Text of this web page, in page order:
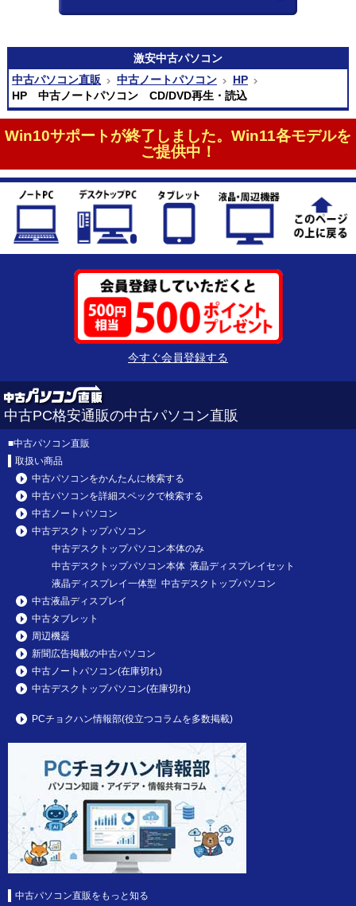
激安中古パソコン
中古パソコン直販
中古ノートパソコン
HP
HP 中古ノートパソコン CD/DVD再生・読込
Win10サポートが終了しました。Win11各モデルを
ご提供中！
今すぐ会員登録する
中古PC格安通販の中古パソコン直販
■中古パソコン直販
取扱い商品
中古パソコンをかんたんに検索する
中古パソコンを詳細スペックで検索する
中古ノートパソコン
中古デスクトップパソコン
中古デスクトップパソコン本体のみ
中古デスクトップパソコン本体 液晶ディスプレイセット
液晶ディスプレイ一体型 中古デスクトップパソコン
中古液晶ディスプレイ
中古タブレット
周辺機器
新聞広告掲載の中古パソコン
中古ノートパソコン(在庫切れ)
中古デスクトップパソコン(在庫切れ)
PCチョクハン情報部(役立つコラムを多数掲載)
中古パソコン直販をもっと知る